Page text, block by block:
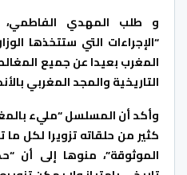
و طلب المهدي الفاطمي،
“الإجراءات التي ستتخذها
المغرب بعيدا عن جميع
التاريخية والمجد المغربي
وأكد أن المسلسل “مليء
كثير من حلقاته تزويرا لكل ما
الموثوقة”، منوها إلى أن